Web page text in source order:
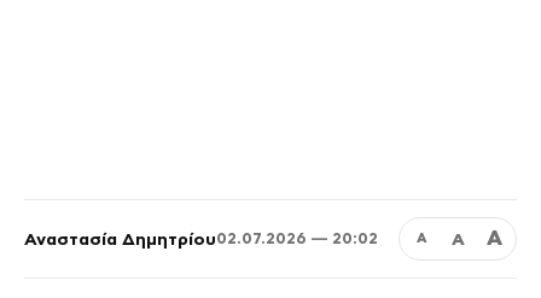
Αναστασία Δημητρίου02.07.2026 — 20:02 Α Α Α